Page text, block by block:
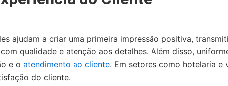
ajudam a criar uma primeira impressão positiva,
qualidade e atenção aos detalhes. Além disso,
e o atendimento ao cliente. Em setores como hotelaria e
do cliente.